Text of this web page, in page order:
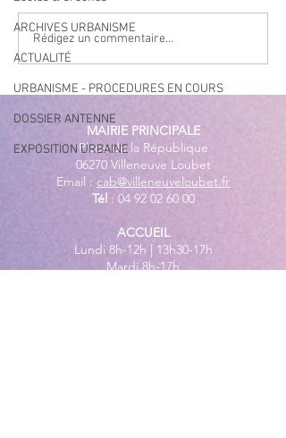
ARCHIVES URBANISME
ACTUALITÉ
URBANISME - PROCEDURES EN COURS
DOSSIER ANTENNE
EXPOSITION URBAINE
Qualité des eaux de
baignade : des résultats
des plages
Rédigez un commentaire...
MAIRIE PRINCIPALE
Place de la République
06270 Villeneuve Loubet
Email : cab@villeneuveloubet.fr
Tél : 04 92 02 60 00
ACCUEIL
Lundi 8h-12h | 13h30-17h
Mardi 8h-17h